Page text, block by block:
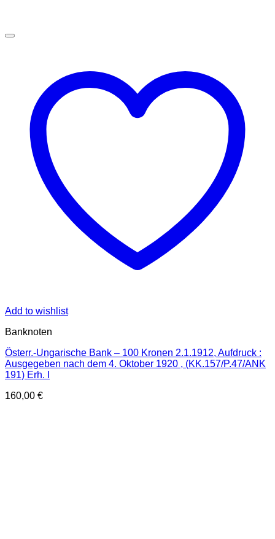
Add to wishlist
Banknoten
Österr.-Ungarische Bank – 100 Kronen 2.1.1912, Aufdruck :
Ausgegeben nach dem 4. Oktober 1920 , (KK.157/P.47/ANK
191) Erh. I
160,00 €